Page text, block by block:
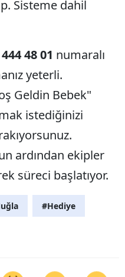
Sisteme dahil
444 48 01 numaralı
yeterli.
Geldin Bebek"
istediğinizi
ardından ekipler
süreci başlatıyor.
#Hediye